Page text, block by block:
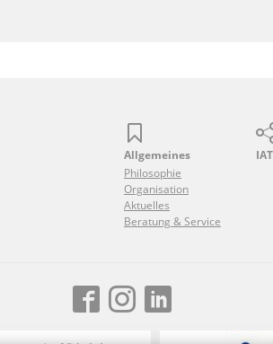
Allgemeines
Philosophie
Organisation
Aktuelles
Beratung & Service